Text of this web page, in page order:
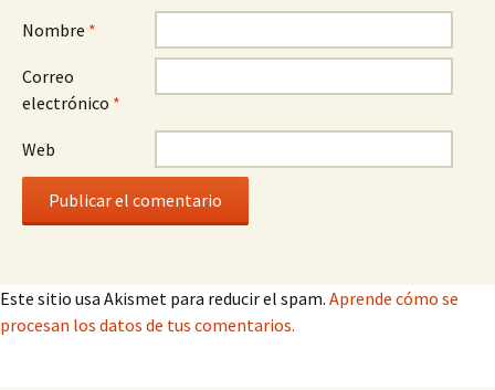
Nombre *
Correo
electrónico *
Web
Este sitio usa Akismet para reducir el spam. Aprende cómo se
procesan los datos de tus comentarios.